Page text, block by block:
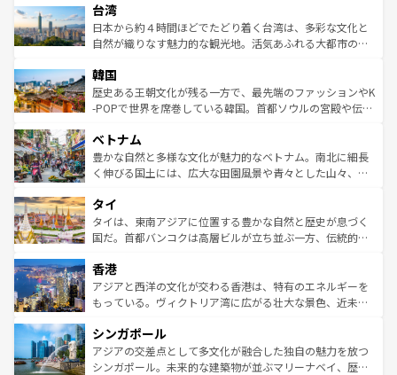
ならではの贅沢な旅のスタイルだ。 なお、新着のアメリカ
情報はコンテンツ一覧を参照してほしい。
れるおもてなしの心で訪れる人々を迎えてくれるハワイの
人々、おいしいローカルフードやハワイアンミュージッ
ク、伝統的なフラダンスなど、すべてがハワイの魅力を彩
ワイを、存分に味わってほしい。 なお、新着のハワイ情報
はコンテンツ一覧を参照してほしい。
リアリーフや大陸中央部にそびえるウルル（エアーズロッ
ク）、タスマニアの美しい原生林やケアンズの熱帯雨林な
ど、見どころがたくさん。また、カフェやワイン、オージ
いる。アクティビティも充実しており、サーフィンやダイ
ビング、ハイキングなど、アウトドア好きにはたまらな
い。オーストラリアの多彩な魅力を存分に味わいつくそ
参照してほしい。
台湾
日本から約４時間ほどでたどり着く台湾は、多彩な文化と
自然が織りなす魅力的な観光地。活気あふれる大都市の台
ン）、静ひつな山岳地帯である台湾東部など、都市の喧騒
と山間の静けさが共存しており、訪れる人に新しい発見と
驚きをもたらしてくれる。また、奥深い台湾の食文化も魅
容にもいいと評判のスイーツなど、バラエティ豊かな料理
が味わえる。 なお、新着の台湾情報は コンテンツ一覧を参
照してほしい。
韓国
歴史ある王朝文化が残る一方で、最先端のファッションやK
-POPで世界を席巻している韓国。首都ソウルの宮殿や伝統
き、地方に足を延ばせば四季折々の自然美を楽しむことが
できる。そして、キムチや焼肉、絶品のストリートフード
まで、さまざまな韓国料理が待っている。夜には、韓国な
リティに包まれながら、韓国の多彩な魅力を心ゆくまで味
わってみてほしい。 なお、新着の韓国情報はコンテンツ一
覧を参照してほしい。
ベトナム
豊かな自然と多様な文化が魅力的なベトナム。南北に細長
く伸びる国土には、広大な田園風景や青々とした山々、世
急速な発展と共に伝統が息づく。ハノイの古い町並みやホ
ーチミン市のフランス統治時代の建物も、独特の雰囲気を
醸し出している。また、バラエティの豊かさとおいしさで
とつ。フォーやバインミー、ベトナムコーヒーなどは、ぜ
ひ現地で味わいたい。どの地域を訪れてもあたたかい人々
が旅行者を迎えてくれるので、きっと忘れられない旅にな
参照してほしい。
タイ
タイは、東南アジアに位置する豊かな自然と歴史が息づく
国だ。首都バンコクは高層ビルが立ち並ぶ一方、伝統的な
の活気が交差している。北部ではチェンマイなどの山岳地
帯で自然と触れ合い、南部ではプーケットやクラビの美し
いビーチでリゾート気分を楽しむことができる。タイ料理
激する。気候は一年中温暖で、どの季節にも異なる楽しみ
が待っている。親しみやすいタイの人々、仏教を中心とし
た文化、そして多様な観光資源が、訪れる旅人を魅了し続
香港
アジアと西洋の文化が交わる香港は、特有のエネルギーを
もっている。ヴィクトリア湾に広がる壮大な景色、近未来
み、どこを訪れても感動するはず。観光スポットが密集し
ており、効率よく見どころを回れるのも魅力。息をのむよ
うな絶景から文化的な体験まで、香港を存分に楽しみ尽く
シンガポール
アジアの交差点として多文化が融合した独自の魅力を放つ
シンガポール。未来的な建築物が並ぶマリーナベイ、歴史